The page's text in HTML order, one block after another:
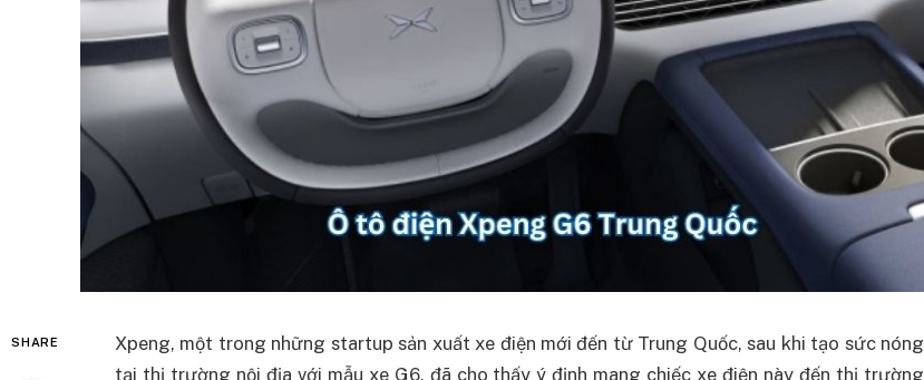
SHARE
Xpeng, một trong những startup sản xuất xe điện mới đến từ Trung Quốc, sau khi tạo sức nóng
tại thị trường nội địa với mẫu xe G6, đã cho thấy ý định mang chiếc xe điện này đến thị trường